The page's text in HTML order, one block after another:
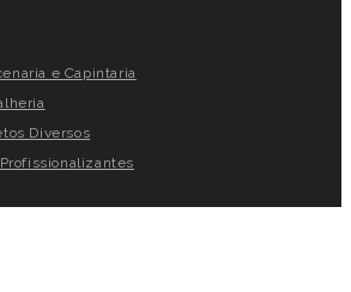
e Capintaria
Diversos